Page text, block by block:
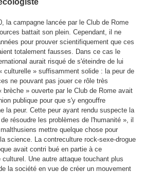
la campagne lancée par le Club de Rome
battait son plein. Cependant, il ne
pour prouver scientifiquement que ces
totalement fausses. Dans ce cas le
aurait risqué de s'éteindre de lui
culturelle » suffisamment solide : la peur de
ne pouvant pas jouer ce rôle très
brèche » ouverte par le Club de Rome avait
publique pour que s'y engouffre
la peur. Cette peur ayant rendu suspecte la
résoudre les problèmes de l'humanité », il
mettre quelque chose pour
science. La contreculture rock-sexe-drogue
avait contri bué en partie à ce
Une autre attaque touchant plus
la société en vue de créer un mouvement